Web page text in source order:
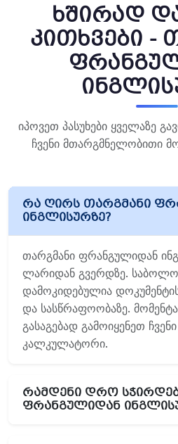
ხშირად
კითხვები -
იპოვეთ პასუხები ყველაზე
ჩვენი მთარგმნელობითი
რა ღირს თარგმანი
ინგლისურზე?
თარგმანი ფრანგულიდან
ლარიდან გვერდზე.
დამოკიდებულია
და სასწრაფოობაზე.
გასაგებად გამოიყენეთ
კალკულატორი.
რამდენი დრო
ფრანგულიდან